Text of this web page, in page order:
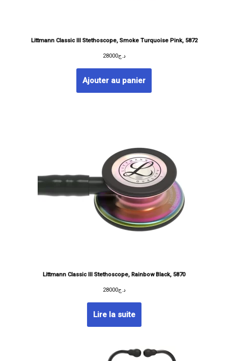
Littmann Classic III Stethoscope, Smoke Turquoise Pink, 5872
د.ج28000
Ajouter au panier
Littmann Classic III Stethoscope, Rainbow Black, 5870
د.ج28000
Lire la suite